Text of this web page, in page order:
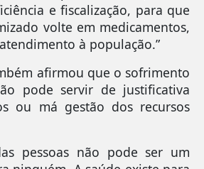
e fiscalização, para que
volte em medicamentos,
à população.”
afirmou que o sofrimento
pode servir de justificativa
ou má gestão dos recursos
pessoas não pode ser um